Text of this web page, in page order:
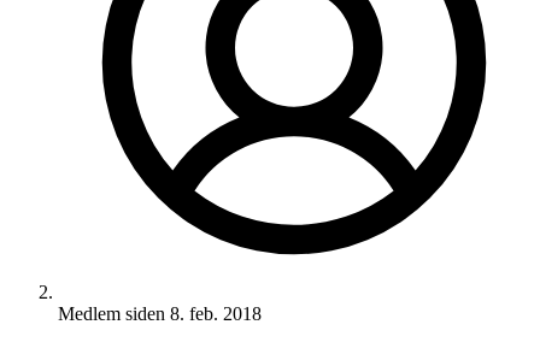
Medlem siden 8. feb. 2018